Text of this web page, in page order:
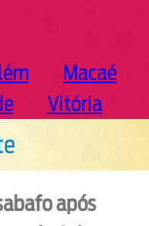
Macaé
Vitória
após